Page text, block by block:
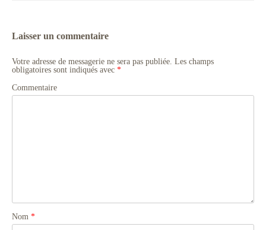
Laisser un commentaire
Votre adresse de messagerie ne sera pas publiée. Les champs
obligatoires sont indiqués avec *
Commentaire
Nom *